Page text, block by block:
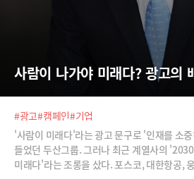
사람이 나가야 미래다? 광고의
#광고#캠페인#기업
'사람이 미래다'라는 광고 문구로 '인재를 소
들었던 두산그룹. 그러나 최근 계열사의
미래다'라는 조롱을 샀다. 포스코, 대한항공,